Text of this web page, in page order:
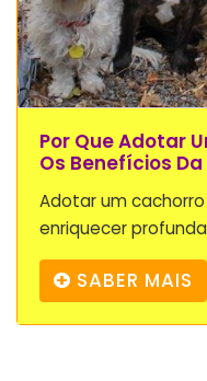
Por Que Adotar
Os Benefícios
Adotar um
enriquecer
SABER MAIS